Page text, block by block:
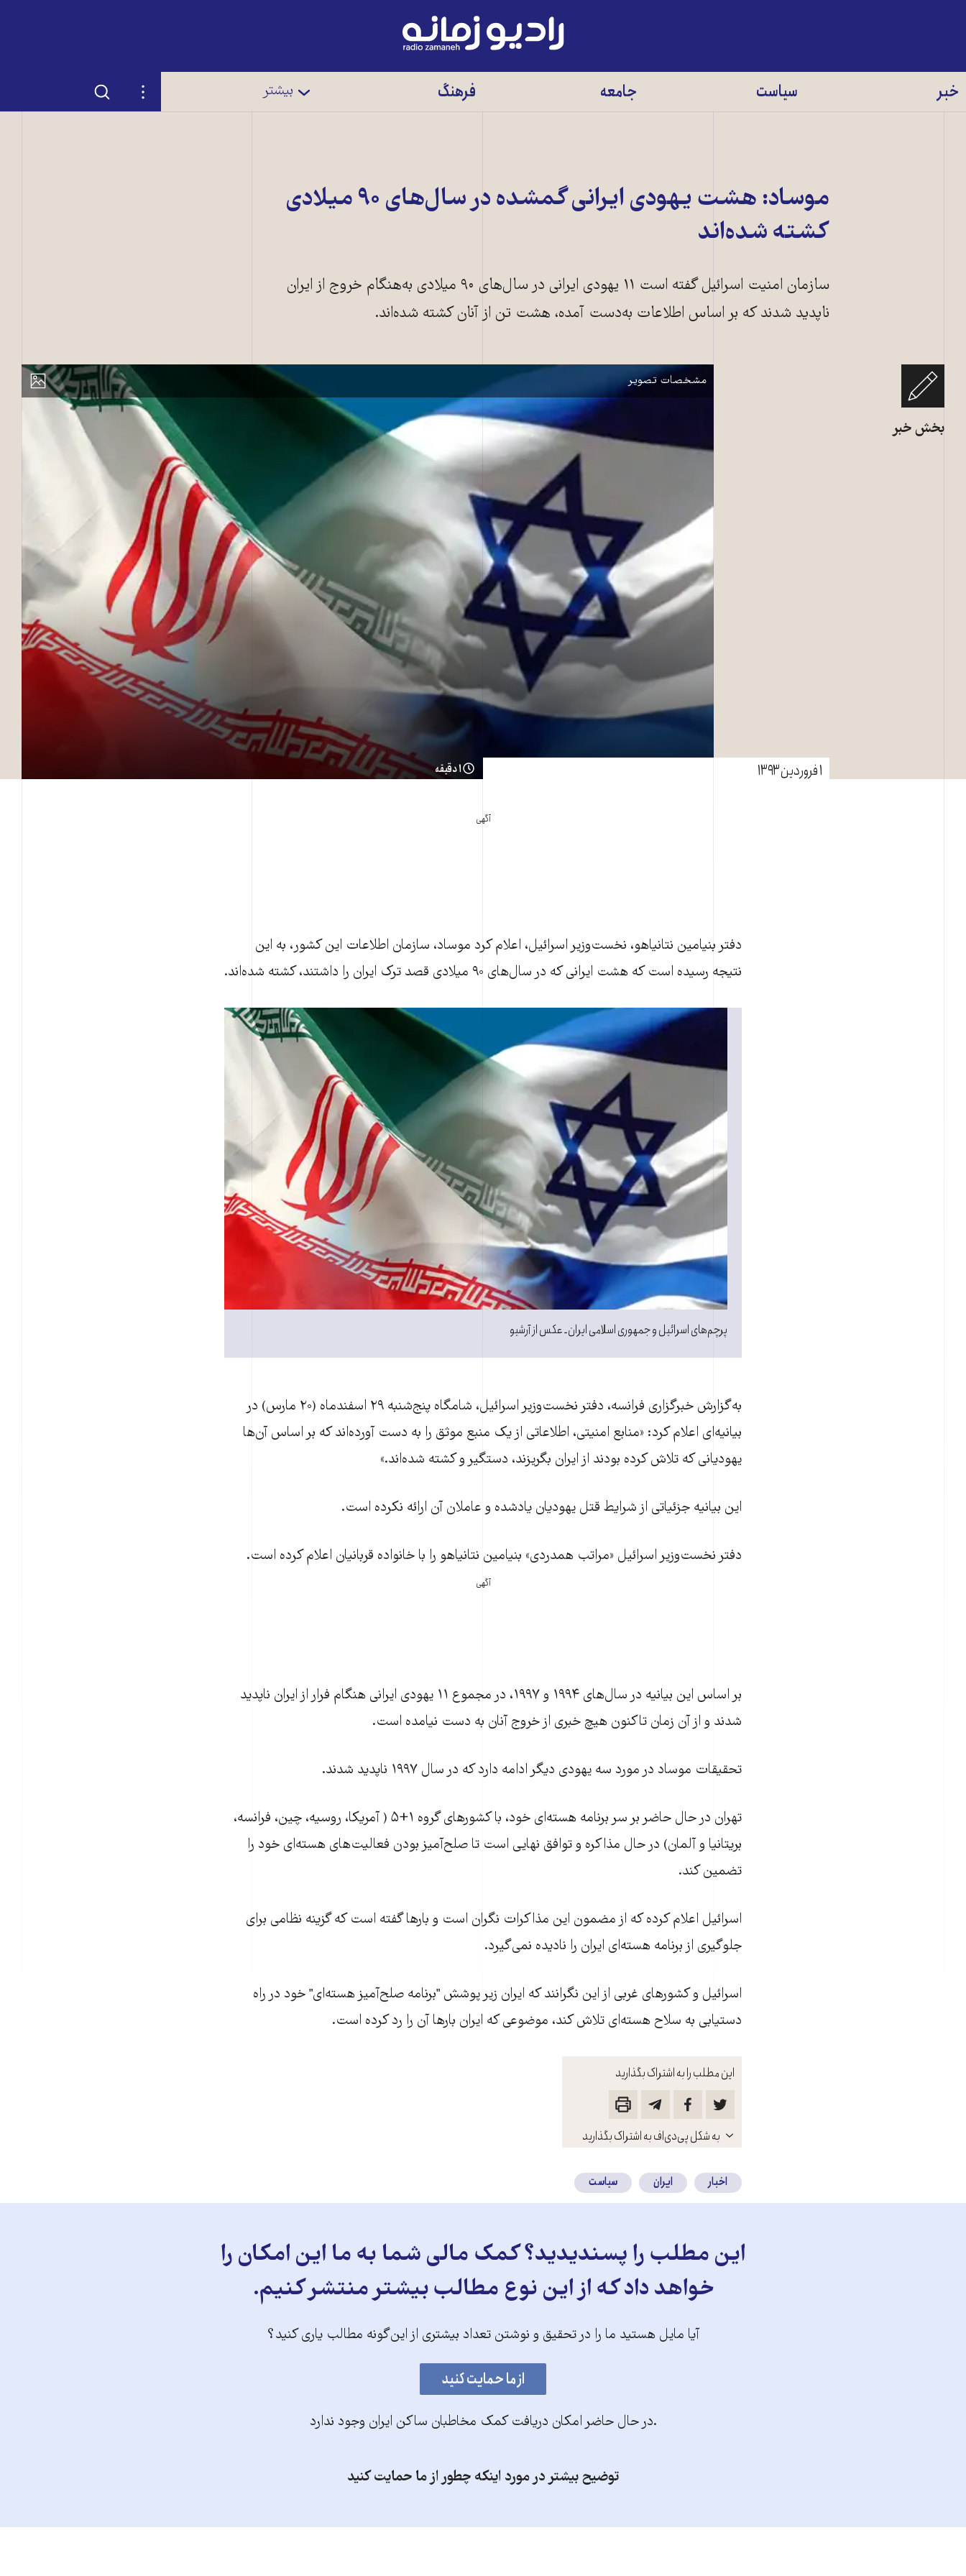
رادیو
زمانه
خبر سیاست جامعه فرهنگ بیشتر تنظیمات جستجو
موساد: هشت يهودی ايرانی گمشده در سال‌های ۹۰ میلادی
کشته شده‌اند
سازمان امنيت اسرائيل گفته است ۱۱ يهودی ایرانی در سال‌های ۹۰ میلادی به‌هنگام خروج از ايران
ناپديد شدند که بر اساس اطلاعات به‌دست آمده، هشت تن از آنان کشته شده‌اند.
بخش خبر
نمایش
مشخصات تصویر
۱ فروردین ۱۳۹۳ ۱ دقیقه
آگهی
این مطلب را به اشتراک بگذارید
باز
کنید
به شکل پی‌دی‌اف به اشتراک بگذارید
دفتر بنيامين نتانياهو، نخست‌وزير اسرائيل، اعلام کرد موساد، سازمان اطلاعات این کشور، به این
نتيجه رسيده است که هشت ايرانی که در سال‌های ۹۰ ميلادی قصد ترک ايران را داشتند، کشته شده‌اند.
پرچم‌های اسرائیل و جمهوری اسلامی ایران ـ عکس از آرشیو
به‌گزارش خبرگزاری فرانسه، دفتر نخست‌وزير اسرائيل، شامگاه پنج‌شنبه ۲۹ اسفندماه (۲۰ مارس) در
بيانيه‌ای اعلام کرد: «منابع امنيتی، اطلاعاتی از يک منبع موثق را به دست آورده‌اند که بر اساس آن‌ها
یهودیانی که تلاش کرده بودند از ايران بگريزند، دستگیر و کشته شده‌اند.»
اين بيانيه جزئياتی از شرايط قتل يهوديان یادشده و عاملان آن ارائه نکرده است.
دفتر نخست‌وزير اسرائيل «مراتب همدردی» بنيامين نتانياهو را با خانواده قربانيان اعلام کرده است.
آگهی
بر اساس اين بيانيه در سال‌های ۱۹۹۴ و ۱۹۹۷، در مجموع ۱۱ يهودی ایرانی هنگام فرار از ايران ناپديد
شدند و از آن زمان تاکنون هيچ خبری از خروج آنان به دست نيامده است.
تحقيقات موساد در مورد سه يهودی ديگر ادامه دارد که در سال ۱۹۹۷ ناپديد شدند.
تهران در حال حاضر بر سر برنامه هسته‌ای خود، با کشورهای گروه ۱+۵ ( آمريکا، روسيه، چين، فرانسه،
بريتانيا و آلمان) در حال مذاکره و توافق نهایی است تا صلح‌آميز بودن فعاليت‌های هسته‌ای خود را
تضمين کند.
اسرائيل اعلام کرده که از مضمون اين مذاکرات نگران است و بارها گفته است که گزينه نظامی برای
جلوگيری از برنامه هسته‌ای ايران را ناديده نمی‌گيرد.
اسرائيل و کشورهای غربی از اين نگرانند که ايران زير پوشش "برنامه صلح‌آميز هسته‌ای" خود در راه
دستيابی به سلاح هسته‌ای تلاش کند، موضوعی که ایران بارها آن را رد کرده است.
اخبار ایران سیاست
این مطلب را پسندیدید؟ کمک مالی شما به ما این امکان را
خواهد داد که از این نوع مطالب بیشتر منتشر کنیم.
آیا مایل هستید ما را در تحقیق و نوشتن تعداد بیشتری از این‌گونه مطالب یاری کنید؟
.در حال حاضر امکان دریافت کمک مخاطبان ساکن ایران وجود ندارد
توضیح بیشتر در مورد اینکه چطور از ما حمایت کنید